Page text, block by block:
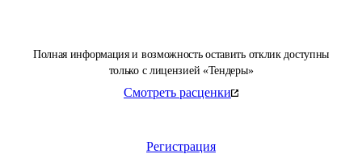
Полная информация и возможность оставить отклик доступны
только с лицензией «Тендеры»
Смотреть расценки
Регистрация